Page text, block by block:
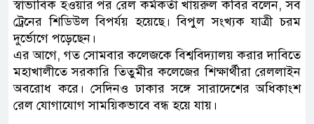
স্বাভাবিক হওয়ার পর রেল কর্মকর্তা খায়রুল কবির বলেন, সব
ট্রেনের শিডিউল বিপর্যয় হয়েছে। বিপুল সংখ্যক যাত্রী চরম
দুর্ভোগে পড়েছেন।
এর আগে, গত সোমবার কলেজকে বিশ্ববিদ্যালয় করার দাবিতে
মহাখালীতে সরকারি তিতুমীর কলেজের শিক্ষার্থীরা রেললাইন
অবরোধ করে। সেদিনও ঢাকার সঙ্গে সারাদেশের অধিকাংশ
রেল যোগাযোগ সাময়িকভাবে বন্ধ হয়ে যায়।